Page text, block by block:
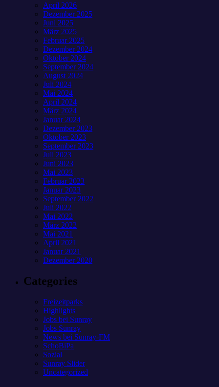
April 2026
Dezember 2025
Juni 2025
März 2025
Februar 2025
Dezember 2024
Oktober 2024
September 2024
August 2024
Juli 2024
Mai 2024
April 2024
März 2024
Januar 2024
Dezember 2023
Oktober 2023
September 2023
Juli 2023
Juni 2023
Mai 2023
Februar 2023
Januar 2023
September 2022
Juli 2022
Mai 2022
März 2022
Mai 2021
April 2021
Januar 2021
Dezember 2020
Categories
Freizeitparks
Highlights
Jobs bei Sunray
Jobs Sunray
News bei Sunray-FM
SchoBiPa
Sozial
Sunray Slider
Uncategorized